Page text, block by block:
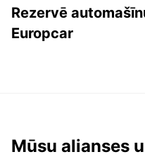
Rezervē
Europcar
Mūsu alianses